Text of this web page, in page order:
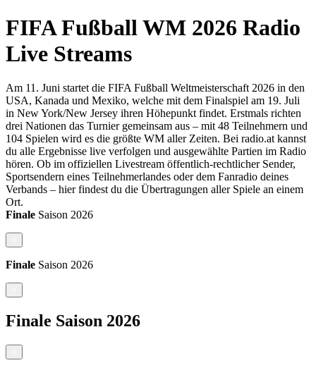
FIFA Fußball WM 2026 Radio
Live Streams
Am 11. Juni startet die FIFA Fußball Weltmeisterschaft 2026 in den
USA, Kanada und Mexiko, welche mit dem Finalspiel am 19. Juli
in New York/New Jersey ihren Höhepunkt findet. Erstmals richten
drei Nationen das Turnier gemeinsam aus – mit 48 Teilnehmern und
104 Spielen wird es die größte WM aller Zeiten. Bei radio.at kannst
du alle Ergebnisse live verfolgen und ausgewählte Partien im Radio
hören. Ob im offiziellen Livestream öffentlich-rechtlicher Sender,
Sportsendern eines Teilnehmerlandes oder dem Fanradio deines
Verbands – hier findest du die Übertragungen aller Spiele an einem
Ort.
Finale Saison 2026
Finale Saison 2026
Finale Saison 2026